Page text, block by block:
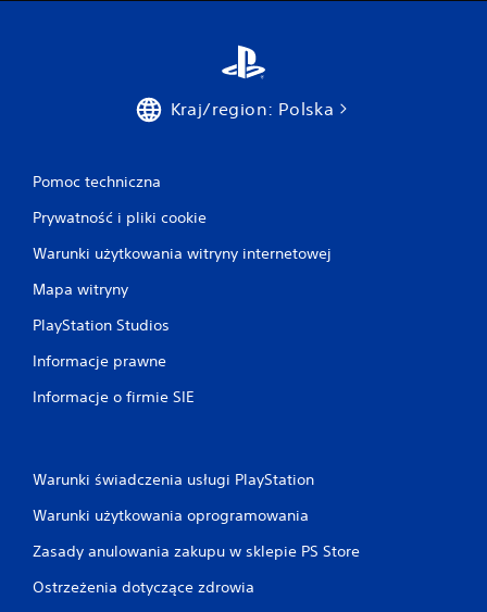
Kraj/region: Polska
Pomoc techniczna
Prywatność i pliki cookie
Warunki użytkowania witryny internetowej
Mapa witryny
PlayStation Studios
Informacje prawne
Informacje o firmie SIE
Warunki świadczenia usługi PlayStation
Warunki użytkowania oprogramowania
Zasady anulowania zakupu w sklepie PS Store
Ostrzeżenia dotyczące zdrowia